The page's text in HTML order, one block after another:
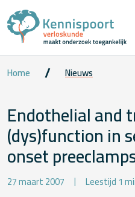
Home Nieuws
Endothelial and
(dys)function in
onset
27 maart 2007 Leestijd 1